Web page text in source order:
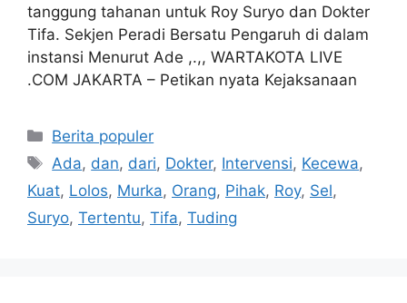
tanggung tahanan untuk Roy Suryo dan Dokter
Tifa. Sekjen Peradi Bersatu Pengaruh di dalam
instansi Menurut Ade ,.,, WARTAKOTA LIVE
.COM JAKARTA – Petikan nyata Kejaksanaan
Kategori
Berita populer
Tag
Ada, dan, dari, Dokter, Intervensi, Kecewa,
Kuat, Lolos, Murka, Orang, Pihak, Roy, Sel,
Suryo, Tertentu, Tifa, Tuding